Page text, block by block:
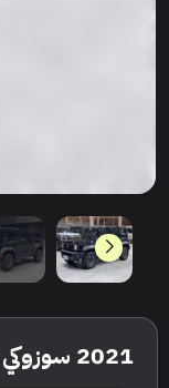
2021 سوزوكي جيمني